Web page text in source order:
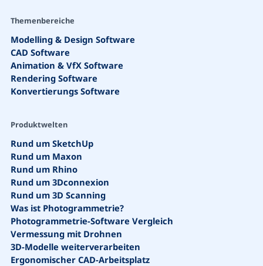
Themenbereiche
Modelling & Design Software
CAD Software
Animation & VfX Software
Rendering Software
Konvertierungs Software
Produktwelten
Rund um SketchUp
Rund um Maxon
Rund um Rhino
Rund um 3Dconnexion
Rund um 3D Scanning
Was ist Photogrammetrie?
Photogrammetrie-Software Vergleich
Vermessung mit Drohnen
3D-Modelle weiterverarbeiten
Ergonomischer CAD-Arbeitsplatz